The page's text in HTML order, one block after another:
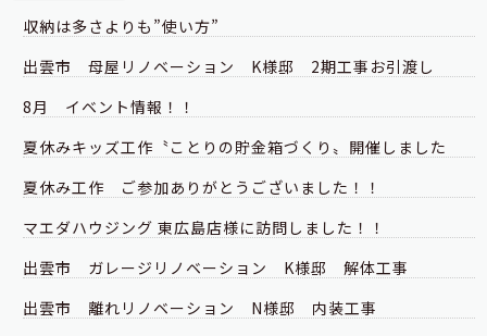
収納は多さよりも”使い方”
出雲市 母屋リノベーション K様邸 2期工事お引渡し
8月 イベント情報！！
夏休みキッズ工作〝ことりの貯金箱づくり〟開催しました
夏休み工作 ご参加ありがとうございました！！
マエダハウジング 東広島店様に訪問しました！！
出雲市 ガレージリノベーション K様邸 解体工事
出雲市 離れリノベーション N様邸 内装工事